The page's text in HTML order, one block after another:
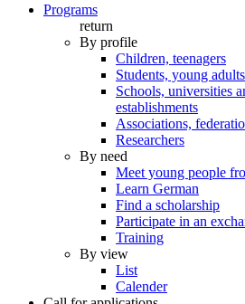
Programs
return
By profile
Children, teenagers
Students, young adults
Schools, universities
establishments
Associations,
Researchers
By need
Meet young people
Learn German
Find a scholarship
Participate in an
Training
By view
List
Calender